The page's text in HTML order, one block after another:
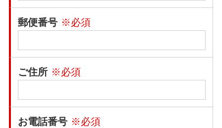
郵便番号 ※必須
ご住所 ※必須
お電話番号 ※必須